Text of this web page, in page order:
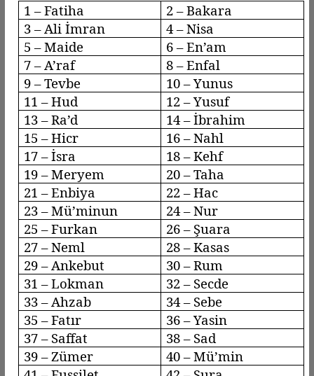
1 – Fatiha
2 – Bakara
3 – Ali İmran
4 – Nisa
5 – Maide
6 –En’am
7 – A’raf 8 –Enfal
9 –Tevbe
10 – Yunus
11 – Hud
12 – Yusuf
13 –Ra’d
14 – İbrahim
15 –Hicr 16 –Nahl
17 –İsra 18 –Kehf
19 – Meryem
20 – Taha
21 – Enbiya
22 – Hac
23 –Mü’minun
24 – Nur
25 – Furkan
26 – Şuara
27 –Neml 28 –Kasas
29 – Ankebut
30 – Rum
31 – Lokman
32 – Secde
33 – Ahzab 34 – Sebe
35 –Fatır
36 – Yasin
37 – Saffat
38 – Sad
39 – Zümer 40 –Mü’min